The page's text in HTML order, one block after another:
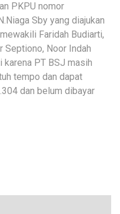
PKPU nomor
Sby yang diajukan
Faridah Budiarti,
Septiono, Noor Indah
karena PT BSJ masih
tempo dan dapat
dan belum dibayar